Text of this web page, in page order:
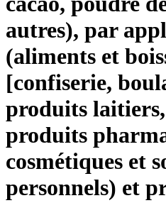
autres), par
(aliments et
[confiserie,
produits laitiers,
produits
cosmétiques et
personnels) et